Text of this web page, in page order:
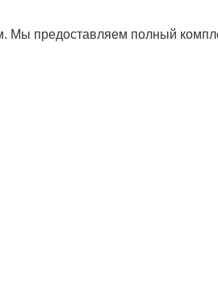
предоставляем полный